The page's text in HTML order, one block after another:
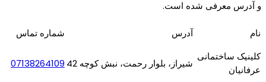
و آدرس معرفی شده است.
نام آدرس
شماره تماس
کلینیک ساختمانی
عرفانیان
شیراز، بلوار رحمت، نبش کوچه 42 07138264109